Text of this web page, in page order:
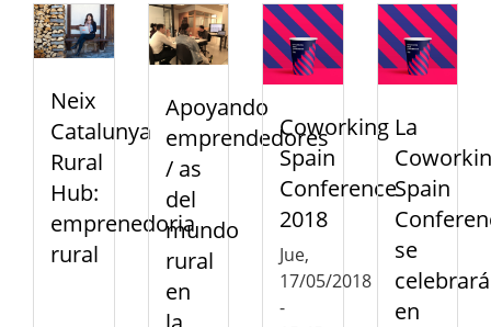
Neix
Catalunya
Rural
Hub:
emprenedoria
rural
Apoyando
emprendedores
/ as
del
mundo
rural
en
Coworking
Spain
Conference
2018
Jue,
17/05/2018
-
La
Spain
se
celebrará
en